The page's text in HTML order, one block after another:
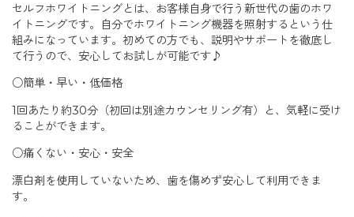
セルフホワイトニングとは、お客様自身で行う新世代の歯のホワ
イトニングです。自分でホワイトニング機器を照射するという仕
組みになっています。初めての方でも、説明やサポートを徹底し
て行うので、安心してお試しが可能です♪
○簡単・早い・低価格
1回あたり約30分（初回は別途カウンセリング有）と、気軽に受け
ることができます。
○痛くない・安心・安全
漂白剤を使用していないため、歯を傷めず安心して利用できま
す。